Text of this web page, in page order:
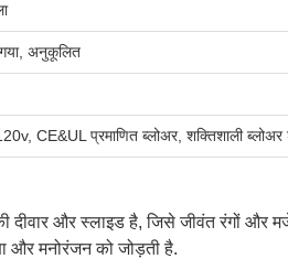
गया, अनुकूलित
CE&UL प्रमाणित ब्लोअर, शक्तिशाली ब्लोअर
दीवार और स्लाइड है, जिसे जीवंत रंगों और
और मनोरंजन को जोड़ती है.